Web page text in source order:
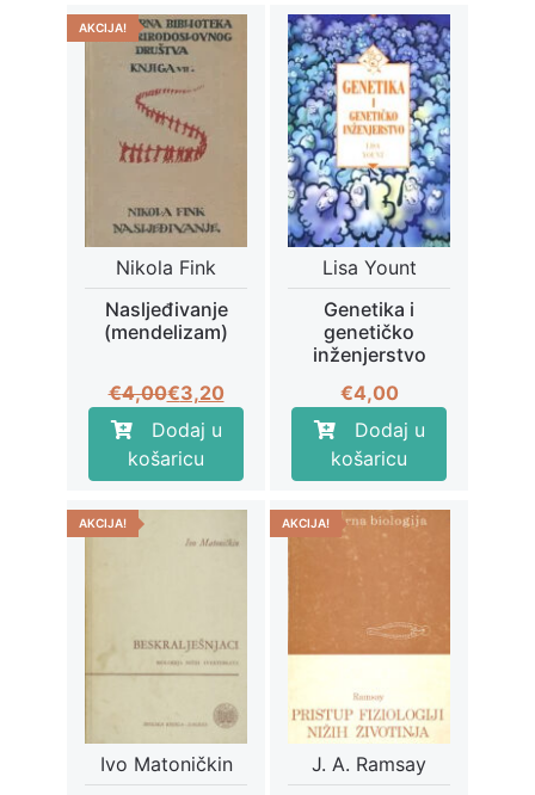
AKCIJA!
Nikola Fink
Nasljeđivanje
(mendelizam)
€4,00Izvorna
cijena
bila
je:
€4,00.
€3,20
Trenutna
cijena
je:
€3,20.
Dodaj u
košaricu
Lisa Yount
Genetika i
genetičko
inženjerstvo
€4,00
Dodaj u
košaricu
AKCIJA!
Ivo Matoničkin
AKCIJA!
J. A. Ramsay